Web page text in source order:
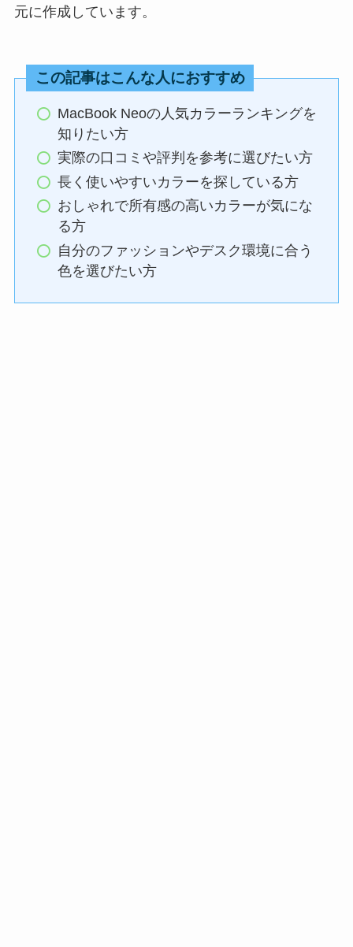
元に作成しています。
この記事はこんな人におすすめ
MacBook Neoの人気カラーランキングを
知りたい方
実際の口コミや評判を参考に選びたい方
長く使いやすいカラーを探している方
おしゃれで所有感の高いカラーが気にな
る方
自分のファッションやデスク環境に合う
色を選びたい方